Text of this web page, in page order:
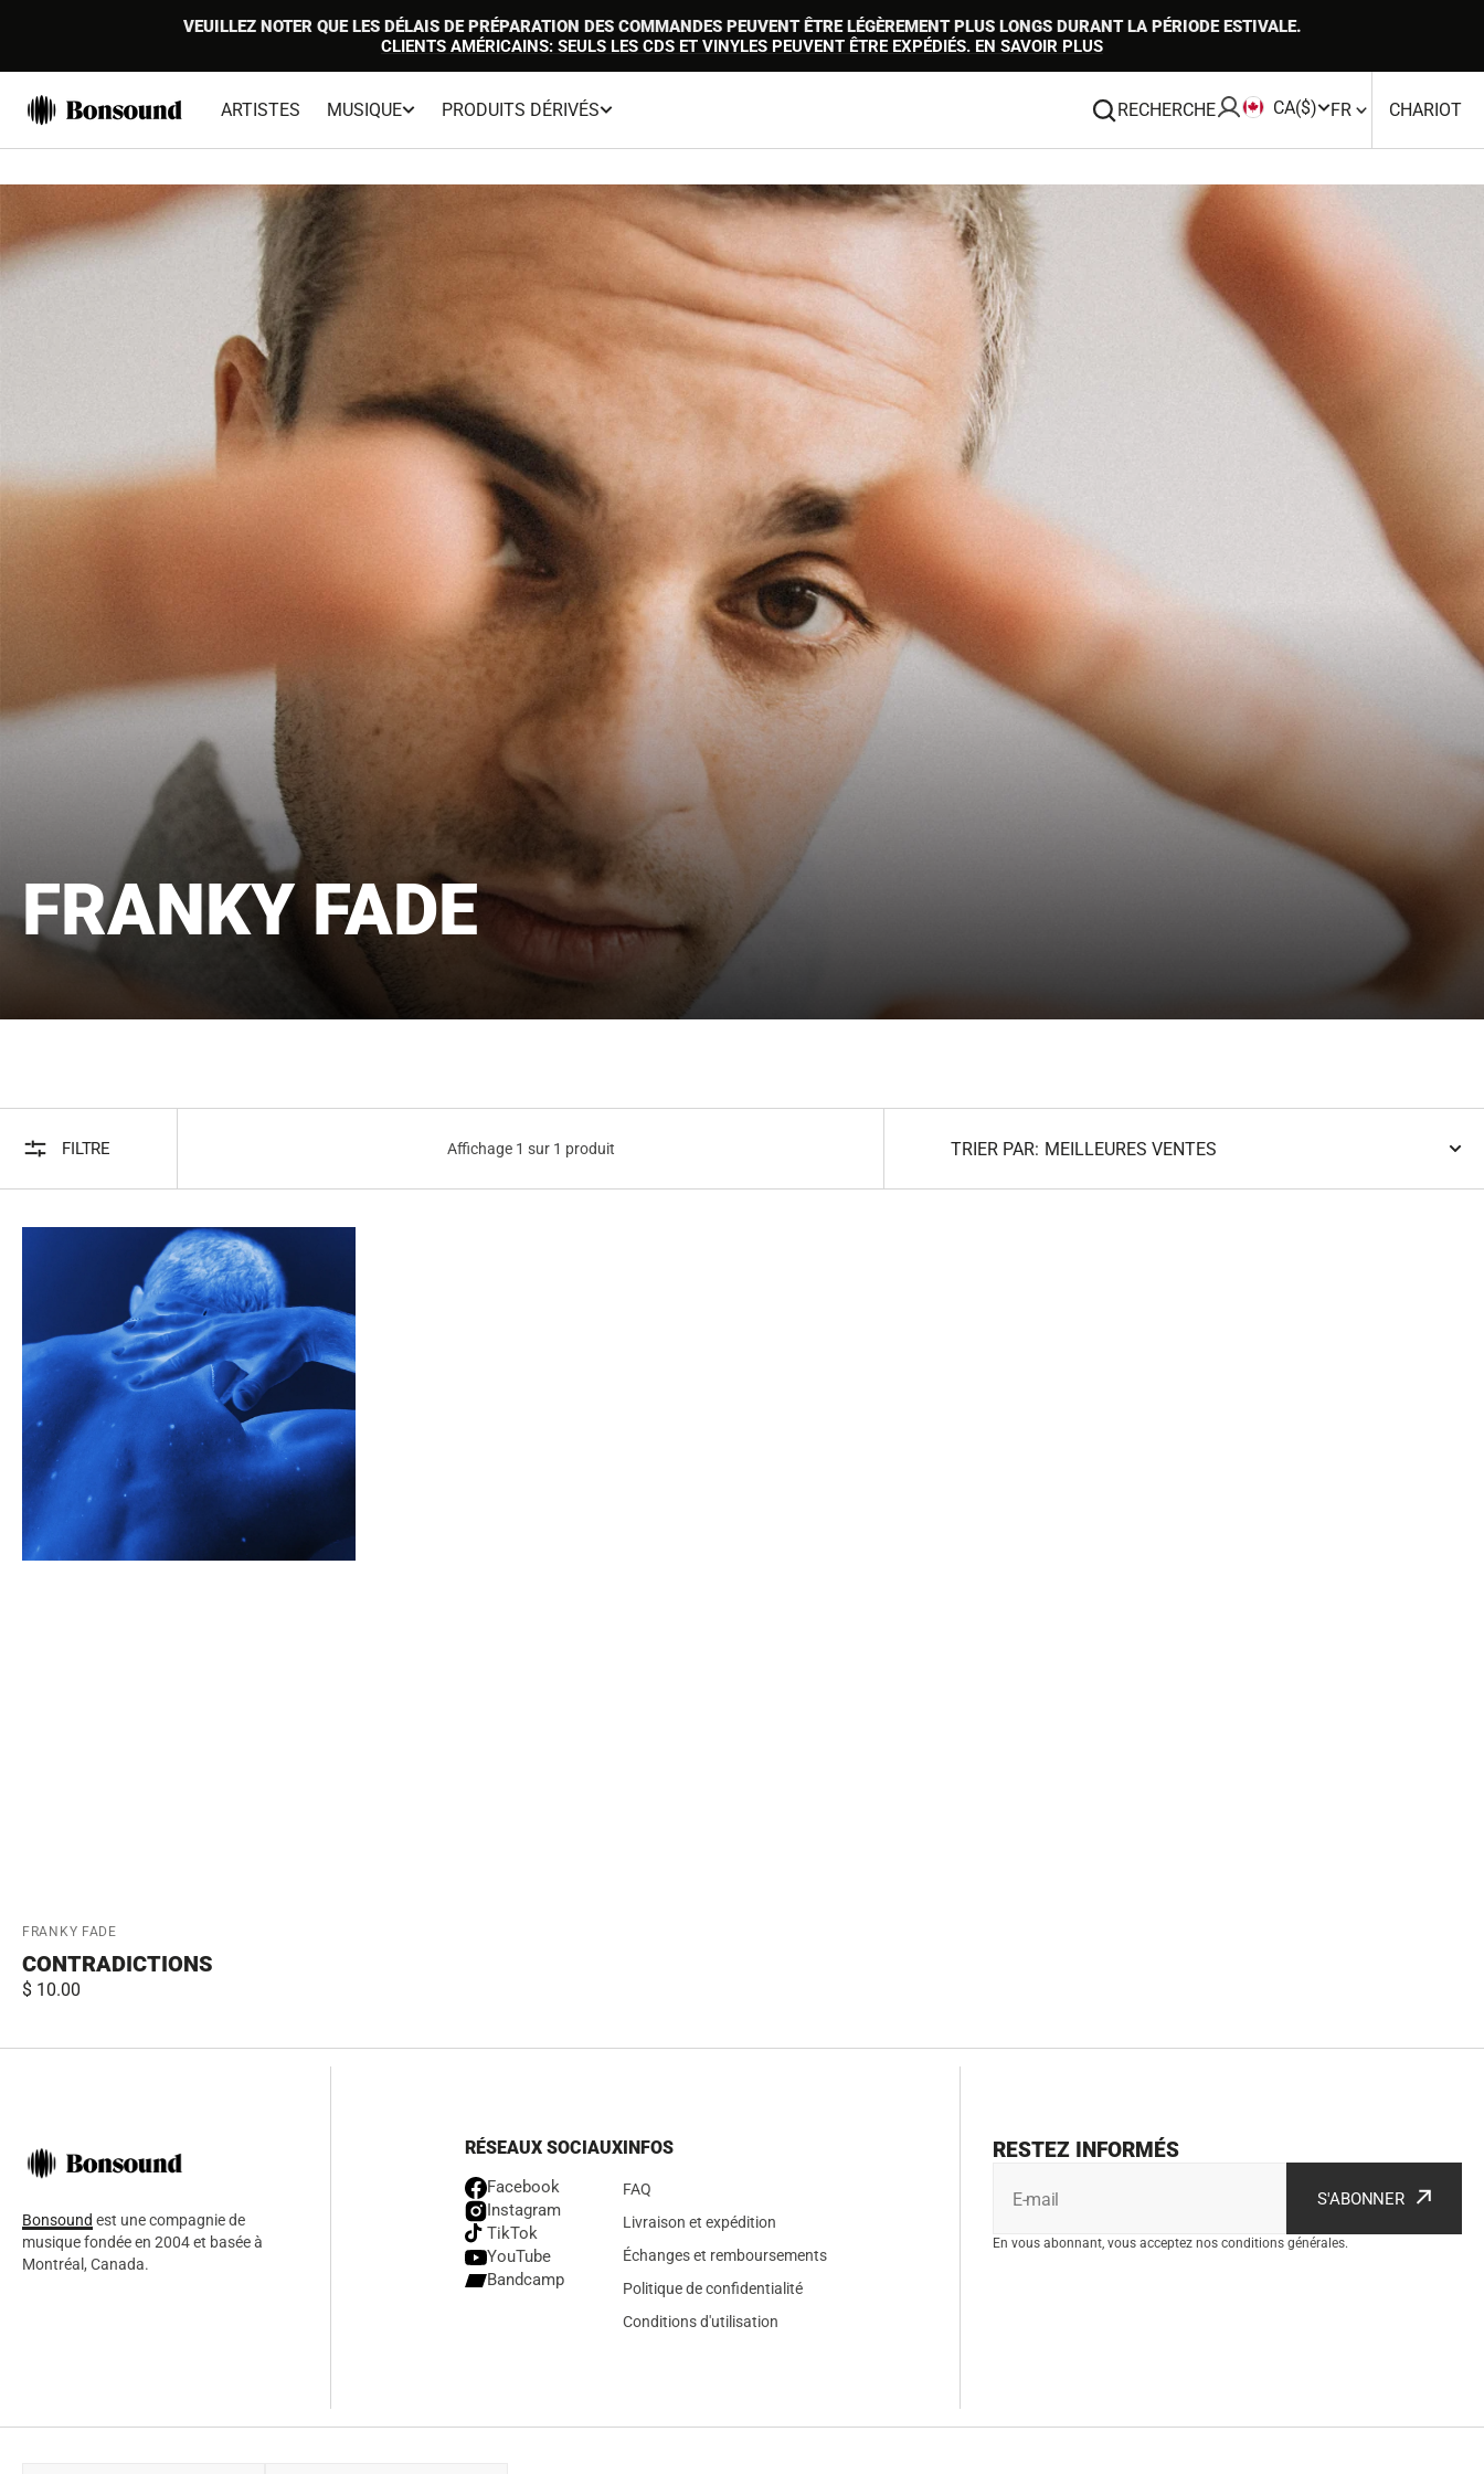
VEUILLEZ NOTER QUE LES DÉLAIS DE PRÉPARATION DES COMMANDES PEUVENT ÊTRE LÉGÈREMENT PLUS LONGS DURANT LA PÉRIODE ESTIVALE.
CLIENTS AMÉRICAINS: SEULS LES CDS ET VINYLES PEUVENT ÊTRE EXPÉDIÉS. EN SAVOIR PLUS
ARTISTES MUSIQUE PRODUITS DÉRIVÉS RECHERCHE CA($) FR CHARIOT0
COLLECTION:
FRANKY FADE
FILTRE Affichage 1 sur 1 produit TRIER PAR:
CONTRADICTIONS
Fournisseur:
FRANKY FADE
CONTRADICTIONS
Prix
habituel
$ 10.00
Bonsound est une compagnie de
musique fondée en 2004 et basée à
Montréal, Canada.
RÉSEAUX SOCIAUX
Facebook
Instagram
TikTok
YouTube
Bandcamp
INFOS
FAQ
Livraison et expédition
Échanges et remboursements
Politique de confidentialité
Conditions d'utilisation
RESTEZ INFORMÉS
E-mail S'ABONNER
En vous abonnant, vous acceptez nos conditions générales.